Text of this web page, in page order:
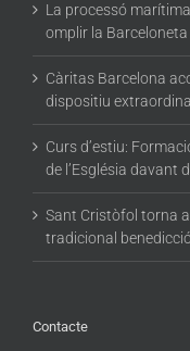
La processó
omplir la Barceloneta
Càritas Barcelona
dispositiu
Curs d’estiu:
de l’Església davant
Sant Cristòfol torna
tradicional
Contacte